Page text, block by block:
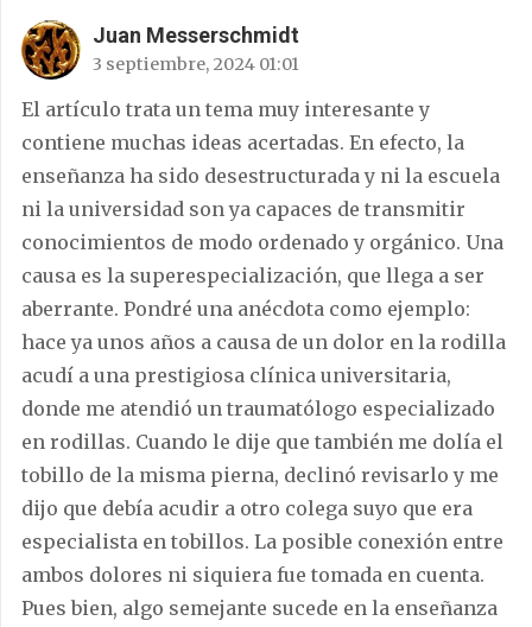
Juan Messerschmidt
3 septiembre, 2024 01:01
El artículo trata un tema muy interesante y
contiene muchas ideas acertadas. En efecto, la
enseñanza ha sido desestructurada y ni la escuela
ni la universidad son ya capaces de transmitir
conocimientos de modo ordenado y orgánico. Una
causa es la superespecialización, que llega a ser
aberrante. Pondré una anécdota como ejemplo:
hace ya unos años a causa de un dolor en la rodilla
acudí a una prestigiosa clínica universitaria,
donde me atendió un traumatólogo especializado
en rodillas. Cuando le dije que también me dolía el
tobillo de la misma pierna, declinó revisarlo y me
dijo que debía acudir a otro colega suyo que era
especialista en tobillos. La posible conexión entre
ambos dolores ni siquiera fue tomada en cuenta.
Pues bien, algo semejante sucede en la enseñanza